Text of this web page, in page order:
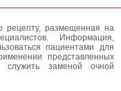
рецепту, размещенная на
Информация,
пациентами для
представленных
заменой очной